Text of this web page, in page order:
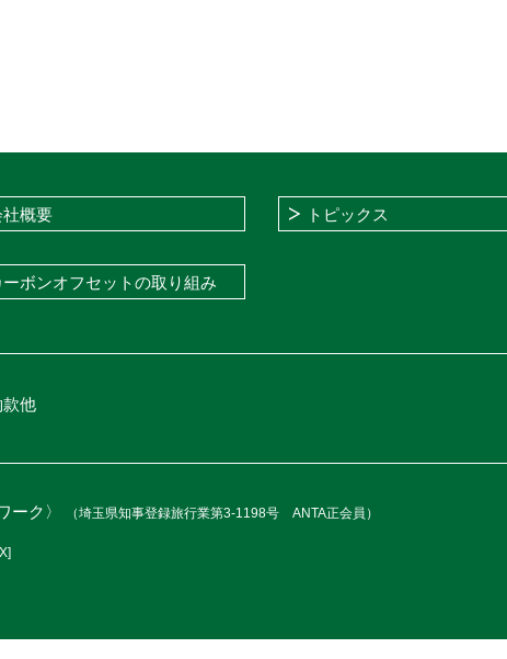
社概要 トピックス
ーボンオフセットの取り組み
他
ーク〉 （埼玉県知事登録旅行業第3-1198号 ANTA正会員）